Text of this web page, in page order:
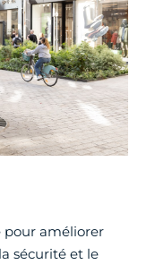
pour améliorer
sécurité et le